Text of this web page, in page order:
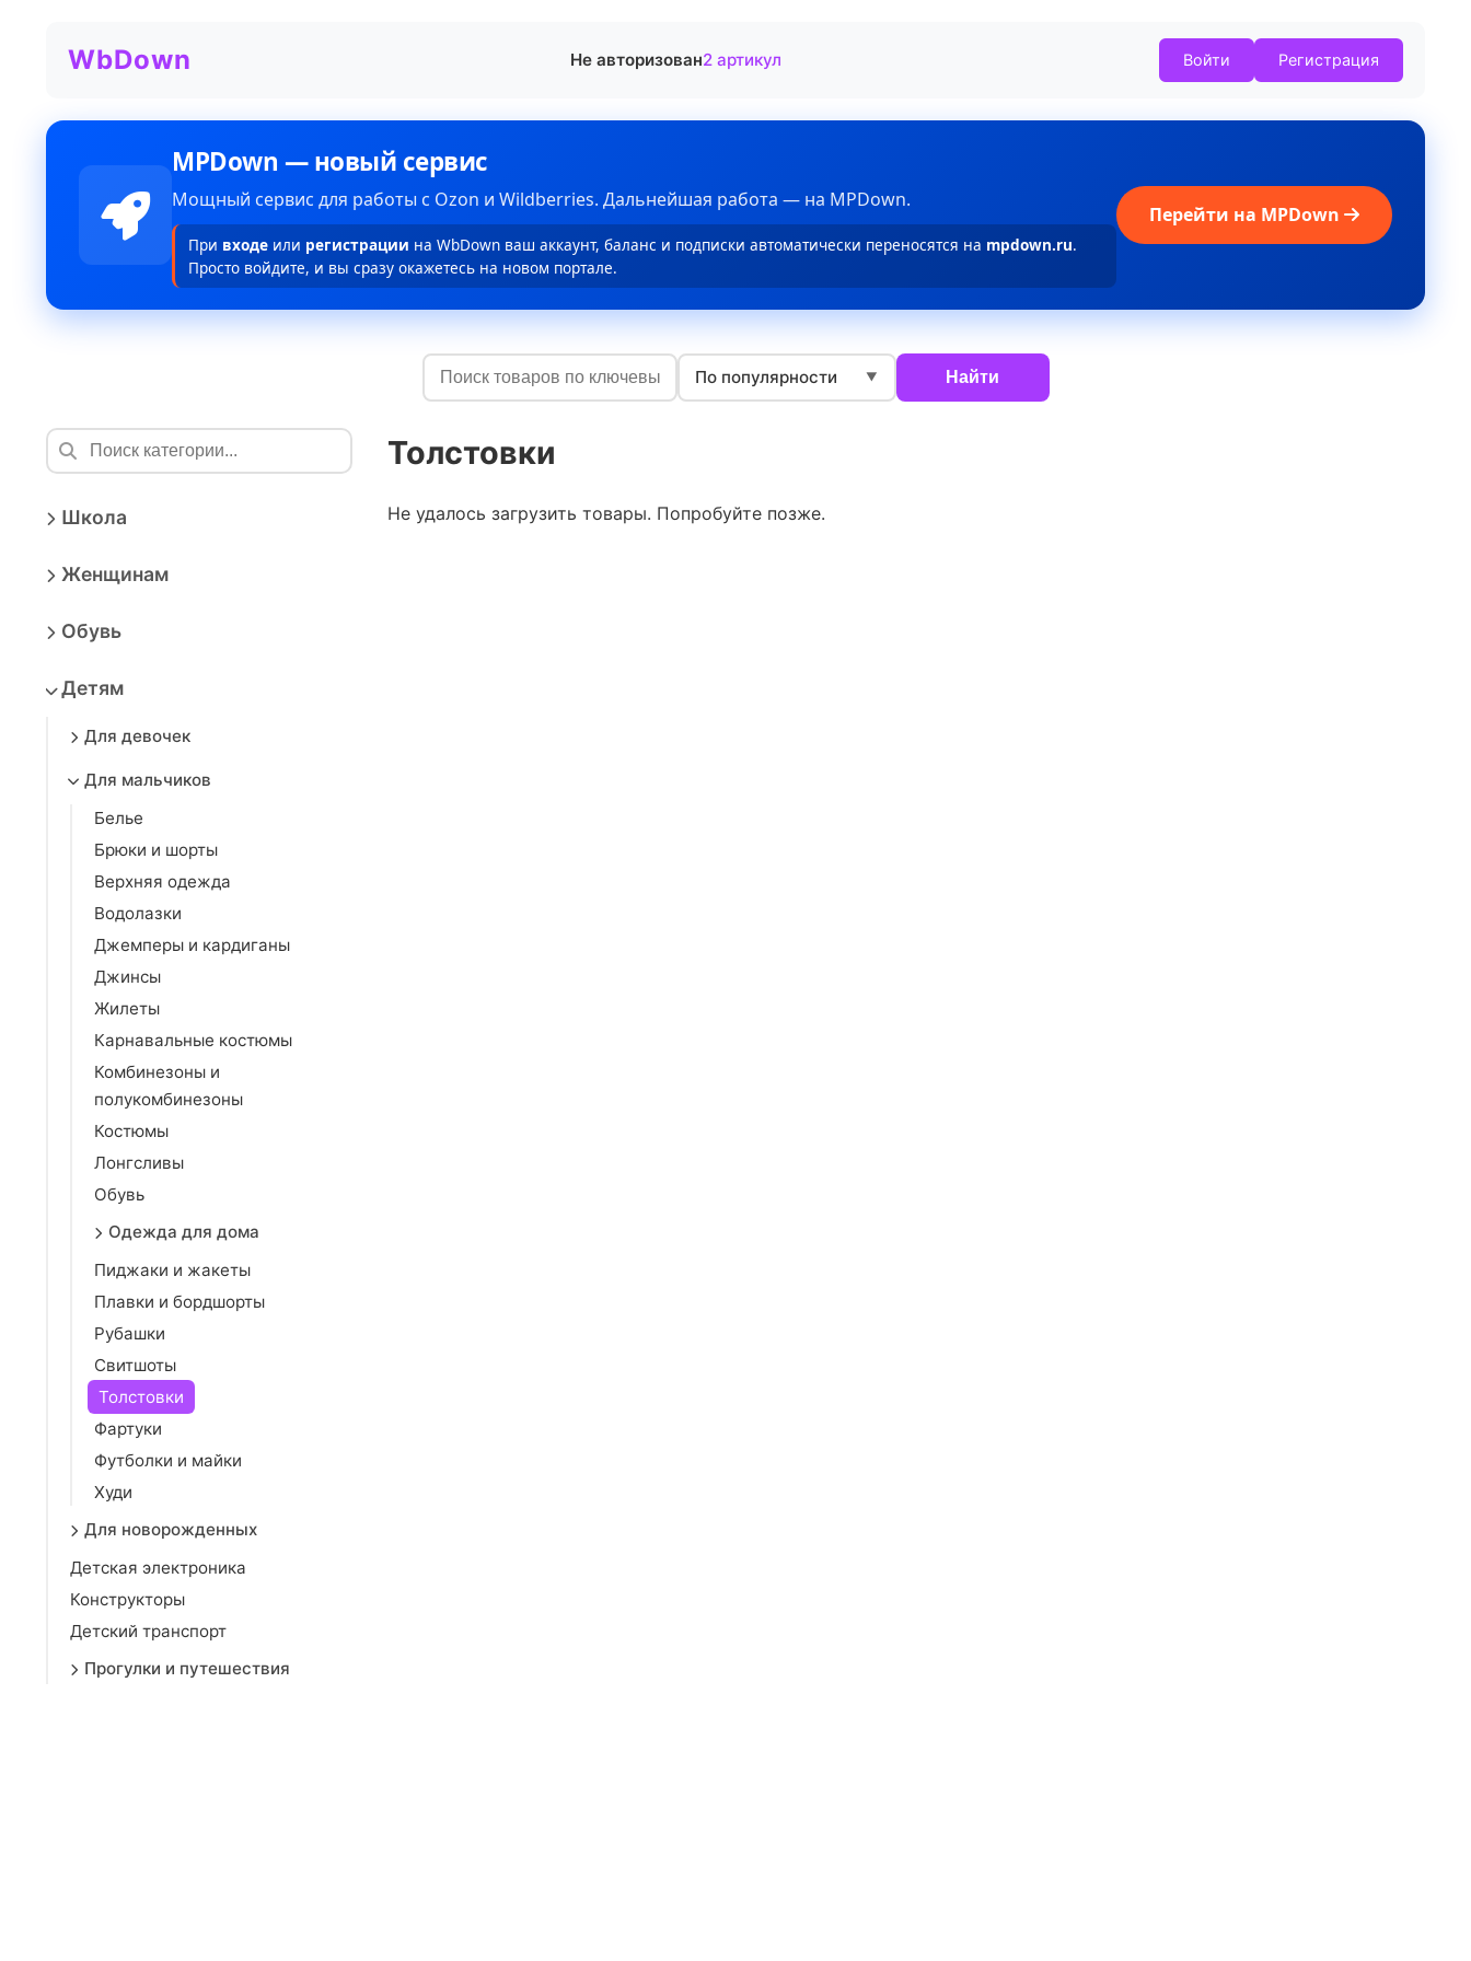
WbDown Не авторизован2 артикул Войти Регистрация
MPDown — новый сервис
Мощный сервис для работы с Ozon и Wildberries. Дальнейшая работа — на MPDown.
При входе или регистрации на WbDown ваш аккаунт, баланс и подписки автоматически переносятся на mpdown.ru.
Просто войдите, и вы сразу окажетесь на новом портале.
Перейти на MPDown
По популярности ▼ Найти
Школа
Женщинам
Обувь
Детям
Для девочек
Для мальчиков
Белье
Брюки и шорты
Верхняя одежда
Водолазки
Джемперы и кардиганы
Джинсы
Жилеты
Карнавальные костюмы
Комбинезоны и
полукомбинезоны
Костюмы
Лонгсливы
Обувь
Одежда для дома
Пиджаки и жакеты
Плавки и бордшорты
Рубашки
Свитшоты
Толстовки
Фартуки
Футболки и майки
Худи
Для новорожденных
Детская электроника
Конструкторы
Детский транспорт
Прогулки и путешествия
Толстовки
Не удалось загрузить товары. Попробуйте позже.